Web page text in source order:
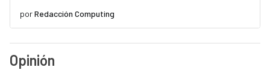
porRedacción Computing
Opinión